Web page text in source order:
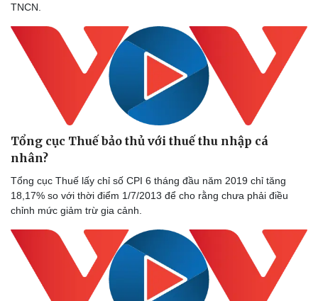
TNCN.
Tổng cục Thuế bảo thủ với thuế thu nhập cá
nhân?
Tổng cục Thuế lấy chỉ số CPI 6 tháng đầu năm 2019 chỉ tăng
18,17% so với thời điểm 1/7/2013 để cho rằng chưa phải điều
chỉnh mức giảm trừ gia cảnh.